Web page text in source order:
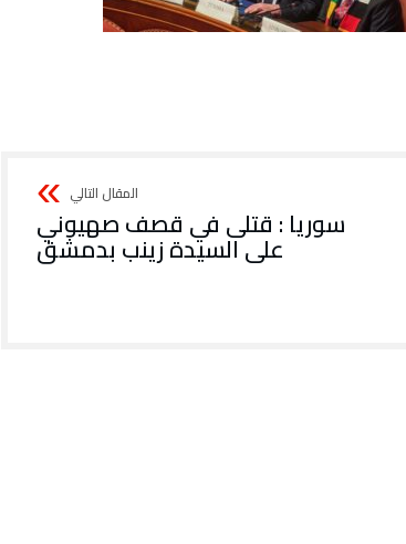
سوريا : قتلى في قصف صهيوني
على السيدة زينب بدمشق